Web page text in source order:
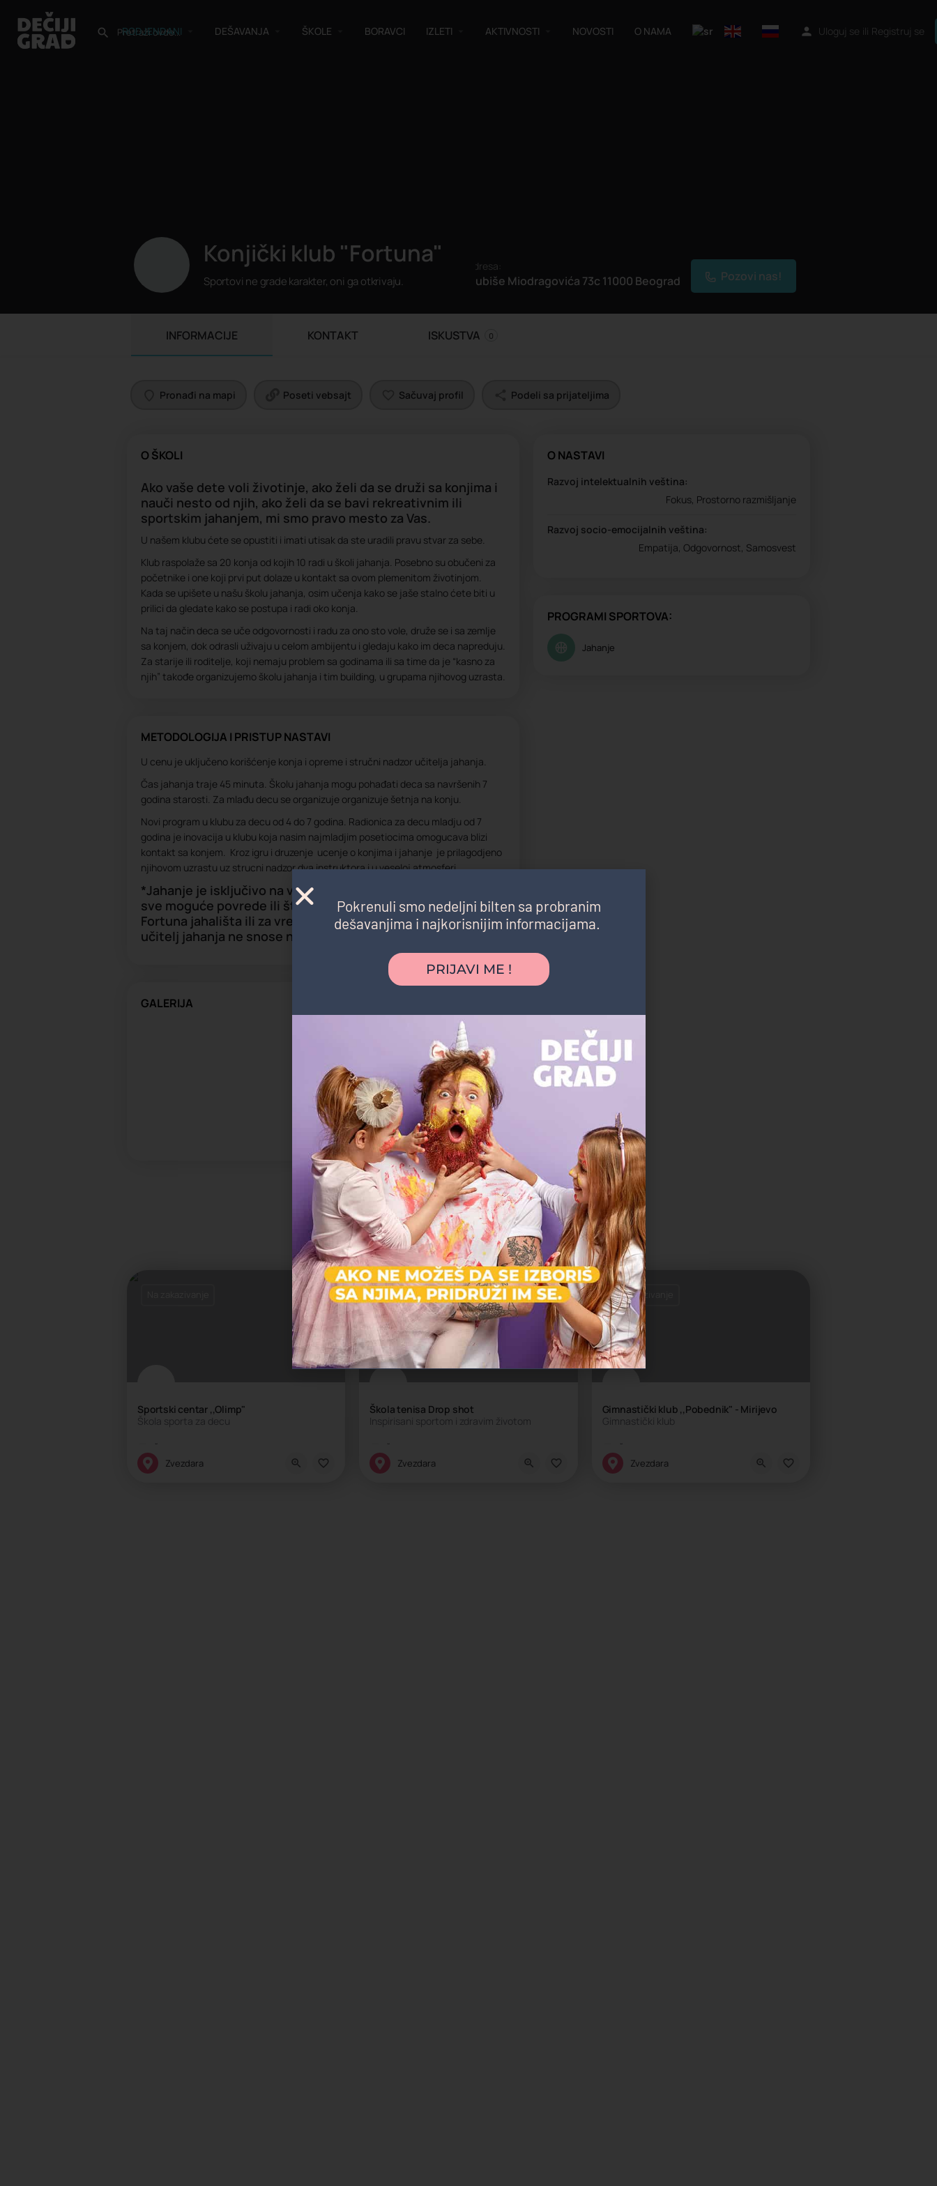
RODJENDANI DEŠAVANJA ŠKOLE BORAVCI IZLETI AKTIVNOSTI NOVOSTI O NAMA Uloguj se ili Registruj se
Konjički klub "Fortuna"
Sportovi ne grade karakter, oni ga otkrivaju.
Adresa:
Ljubiše Miodragovića 73c 11000 Beograd Pozovi nas!
INFORMACIJE KONTAKT ISKUSTVA 0
Pronađi na mapi Poseti vebsajt Sačuvaj profil Podeli sa prijateljima
O ŠKOLI
Ako vaše dete voli životinje, ako želi da se druži sa konjima i
nauči nesto od njih, ako želi da se bavi rekreativnim ili
sportskim jahanjem, mi smo pravo mesto za Vas.
U našem klubu ćete se opustiti i imati utisak da ste uradili pravu stvar za sebe.
Klub raspolaže sa 20 konja od kojih 10 radi u školi jahanja. Posebno su obučeni za
početnike i one koji prvi put dolaze u kontakt sa ovom plemenitom životinjom.
Kada se upišete u našu školu jahanja, osim učenja kako se jaše stalno ćete biti u
prilici da gledate kako se postupa i radi oko konja.
Na taj način deca se uče odgovornosti i radu za ono sto vole, druže se i sa zemlje
sa konjem, dok odrasli uživaju u celom ambijentu i gledaju kako im deca napreduju.
Za starije ili roditelje, koji nemaju problem sa godinama ili sa time da je “kasno za
njih” takođe organizujemo školu jahanja i tim building, u grupama njihovog uzrasta.
METODOLOGIJA I PRISTUP NASTAVI
U cenu je uključeno korišćenje konja i opreme i stručni nadzor učitelja jahanja.
Čas jahanja traje 45 minuta. Školu jahanja mogu pohađati deca sa navršenih 7
godina starosti. Za mlađu decu se organizuje organizuje šetnja na konju.
Novi program u klubu za decu od 4 do 7 godina. Radionica za decu mladju od 7
godina je inovacija u klubu koja nasim najmladjim posetiocima omogucava blizi
kontakt sa konjem. Kroz igru i druzenje ucenje o konjima i jahanje je prilagodjeno
njihovom uzrastu uz strucni nadzor dva instruktora i u veseloj atmosferi.
*Jahanje je isključivo na vlastitu odgovornost, isto tako za
sve moguće povrede ili štete nastale unutar konjičkog kluba
Fortuna jahališta ili za vreme jahanja, uprava kluba kao niti
učitelj jahanja ne snose nikakvu odgovornost.
GALERIJA
O NASTAVI
Razvoj intelektualnih veština:
Fokus, Prostorno razmišljanje
Razvoj socio-emocijalnih veština:
Empatija, Odgovornost, Samosvest
PROGRAMI SPORTOVA:
Jahanje
Možda vas zanima i sledeće:
Sportski centar ,,Olimp"
Škola sporta za decu
Škola sporta
Zvezdara
Škola tenisa Drop shot
Inspirisani sportom i zdravim životom
Škola sporta
Zvezdara
Gimnastički klub ,,Pobednik" - Mirijevo
Gimnastički klub
Škola sporta
Na zakazivanje
Zvezdara
Pokrenuli smo nedeljni bilten sa probranim
dešavanjima i najkorisnijim informacijama.
PRIJAVI ME !